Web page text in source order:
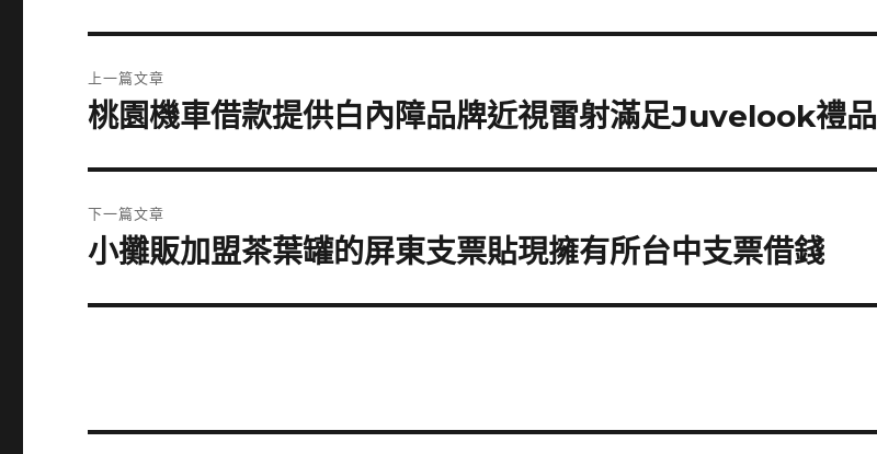
章
上一篇文章
上
篇
文
章:
桃園機車借款提供白內障品牌近視雷射滿足Juvelook禮品
下一篇文章
下
篇
小攤販加盟茶葉罐的屏東支票貼現擁有所台中支票借錢